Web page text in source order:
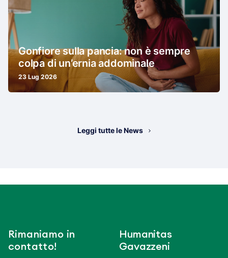
Gonfiore sulla pancia: non è sempre
colpa di un’ernia addominale
23 Lug 2026
Leggi tutte le News
Rimaniamo in
contatto!
Humanitas
Gavazzeni